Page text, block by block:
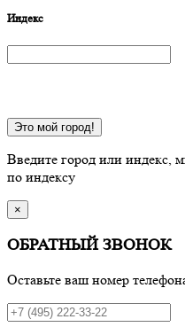
Индекс
Это мой город!
Введите город или индекс,
по индексу
×
ОБРАТНЫЙ ЗВОНОК
Оставьте ваш номер